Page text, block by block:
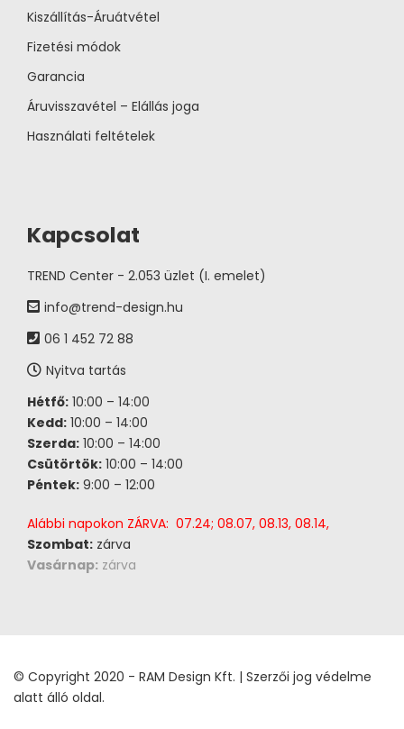
Kiszállítás-Áruátvétel
Fizetési módok
Garancia
Áruvisszavétel – Elállás joga
Használati feltételek
Kapcsolat
TREND Center - 2.053 üzlet (I. emelet)
info@trend-design.hu
06 1 452 72 88
Nyitva tartás
Hétfő: 10:00 – 14:00
Kedd: 10:00 – 14:00
Szerda: 10:00 – 14:00
Csütörtök: 10:00 – 14:00
Péntek: 9:00 – 12:00
Alábbi napokon ZÁRVA: 07.24; 08.07, 08.13, 08.14,
Szombat: zárva
Vasárnap: zárva
© Copyright 2020 - RAM Design Kft. | Szerzői jog védelme
alatt álló oldal.